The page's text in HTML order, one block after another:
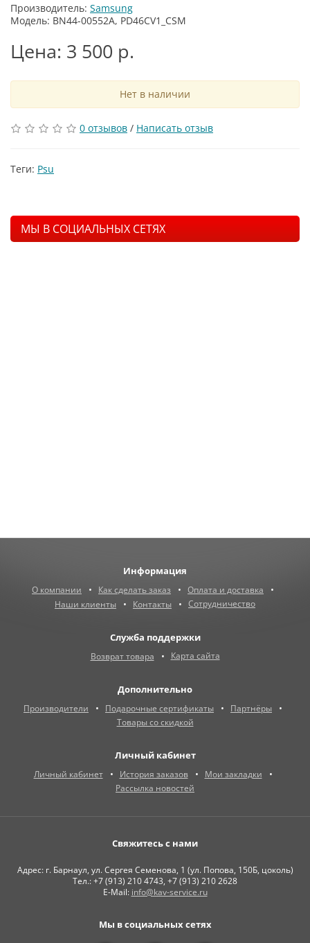
Производитель: Samsung
Модель: BN44-00552A, PD46CV1_CSM
Цена: 3 500 р.
Нет в наличии
0 отзывов / Написать отзыв
Теги: Psu
МЫ В СОЦИАЛЬНЫХ СЕТЯХ
Информация
О компании Как сделать заказ
Оплата и доставка
Наши клиенты
Контакты Сотрудничество
Служба поддержки
Возврат товара Карта сайта
Дополнительно
Производители Подарочные сертификаты
Партнёры
Товары со скидкой
Личный кабинет
Личный кабинет История заказов
Мои закладки
Рассылка новостей
Свяжитесь с нами
Адрес: г. Барнаул, ул. Сергея Семенова, 1 (ул. Попова, 150Б, цоколь)
Тел.: +7 (913) 210 4743, +7 (913) 210 2628
E-Mail: info@kav-service.ru
Мы в социальных сетях